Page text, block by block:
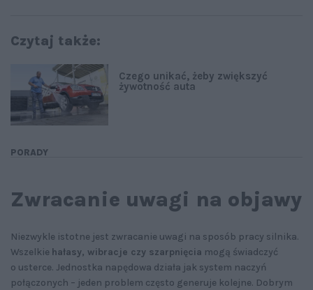
Czytaj także:
PORADY
Czego unikać, żeby zwiększyć
żywotność auta
Zwracanie uwagi na objawy
Niezwykle istotne jest zwracanie uwagi na sposób pracy silnika.
Wszelkie hałasy, wibracje czy szarpnięcia mogą świadczyć
o usterce. Jednostka napędowa działa jak system naczyń
połączonych – jeden problem często generuje kolejne. Dobrym